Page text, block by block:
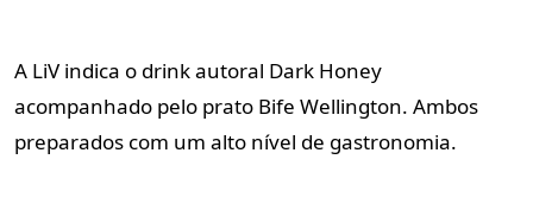
A LiV indica o drink autoral Dark Honey
acompanhado pelo prato Bife Wellington. Ambos
preparados com um alto nível de gastronomia.